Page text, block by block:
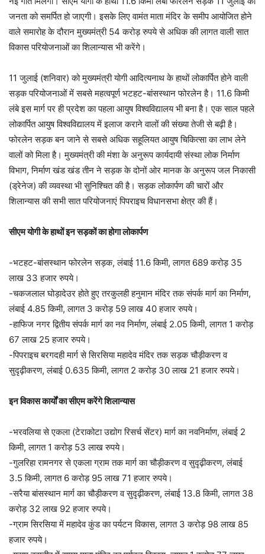
जनता को समर्पित हो जाएगी। इसके लिए वामंत माता मंदिर के समीप आयोजित होने
वाले समारोह के दौरान मुख्यमंत्री 54 करोड़ रुपये से अधिक की लागत वाली सात
विकास परियोजनाओं का शिलान्यास भी करेंगे।
11 जुलाई (शनिवार) को मुख्यमंत्री योगी आदित्यनाथ के हाथों लोकार्पित होने वाली
सड़क परियोजनाओं में सबसे महत्वपूर्ण भटहट-बांसस्थान फोरलेन है। 11.6 किमी
लंबे इस मार्ग पर ही प्रदेश का पहला आयुष विश्वविद्यालय भी बना है। एक साल पहले
लोकार्पित आयुष विश्वविद्यालय में इलाज कराने वालों की संख्या तेजी से बढ़ी है।
फोरलेन सड़क बन जाने से सबसे अधिक सहूलियत आयुष चिकित्सा का लाभ लेने
वालों को मिला है। मुख्यमंत्री की मंशा के अनुरूप कार्यदायी संस्था लोक निर्माण
विभाग, निर्माण खंड खंड तीन ने सड़क के दोनों ओर मानक के अनुरूप जल निकासी
(ड्रेनेज) की व्यवस्था भी सुनिश्चित की है। सड़क लोकार्पण की चारों और
शिलान्यास की सभी सात परियोजनाएं पिपराइच विधानसभा क्षेत्र की हैं।
सीएम योगी के हाथों इन सड़कों का होगा लोकार्पण
-भटहट-बांसस्थान फोरलेन सड़क, लंबाई 11.6 किमी, लागत 689 करोड़ 35
लाख 33 हजार रुपये।
-चकजलाल घोड़ादेउर होते हुए तरकुलही हनुमान मंदिर तक संपर्क मार्ग का निर्माण,
लंबाई 4.85 किमी, लागत 3 करोड़ 59 लाख 40 हजार रुपये।
-हाफिज नगर द्वितीय संपर्क मार्ग का नव निर्माण, लंबाई 2.05 किमी, लागत 1 करोड़
67 लाख 25 हजार रुपये।
-पिपराइच बरगदही मार्ग से सिरसिया महादेव मंदिर तक सड़क चौड़ीकरण व
सुदृढ़ीकरण, लंबाई 0.635 किमी, लागत 2 करोड़ 30 लाख 21 हजार रुपये।
इन विकास कार्यों का सीएम करेंगे शिलान्यास
-भरवलिया से एकला (टेराकोटा उद्योग रिसर्च सेंटर) मार्ग का नवनिर्माण, लंबाई 2
किमी, लागत 1 करोड़ 53 लाख रुपये।
-गुलरिहा रामनगर से एकला ग्राम तक मार्ग का चौड़ीकरण व सुदृढ़ीकरण, लंबाई
3.5 किमी, लागत 6 करोड़ 95 लाख 71 हजार रुपये।
-सरैया बांसस्थान मार्ग का चौड़ीकरण व सुदृढ़ीकरण, लंबाई 13.8 किमी, लागत 38
करोड़ 32 लाख 92 हजार रुपये।
-ग्राम सिरसिया में महादेव कुंड का पर्यटन विकास, लागत 3 करोड़ 98 लाख 85
हजार रुपये।